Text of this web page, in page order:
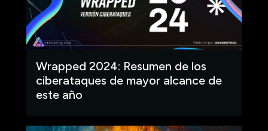
Wrapped 2024: Resumen de los
ciberataques de mayor alcance de
este año